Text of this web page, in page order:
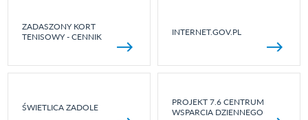
ZADASZONY KORT
TENISOWY - CENNIK
INTERNET.GOV.PL
ŚWIETLICA ZADOLE
PROJEKT 7.6 CENTRUM
WSPARCIA DZIENNEGO